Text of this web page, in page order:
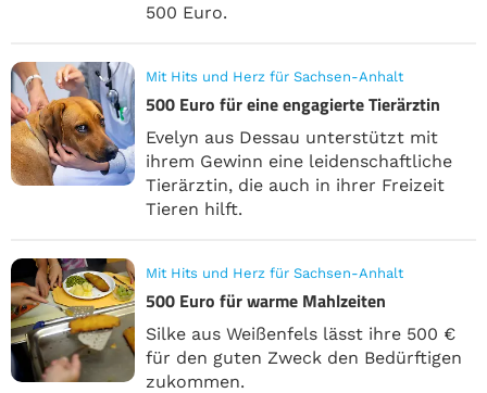
500 Euro.
Mit Hits und Herz für Sachsen-Anhalt
500 Euro für eine engagierte Tierärztin
Evelyn aus Dessau unterstützt mit
ihrem Gewinn eine leidenschaftliche
Tierärztin, die auch in ihrer Freizeit
Tieren hilft.
Mit Hits und Herz für Sachsen-Anhalt
500 Euro für warme Mahlzeiten
Silke aus Weißenfels lässt ihre 500 €
für den guten Zweck den Bedürftigen
zukommen.